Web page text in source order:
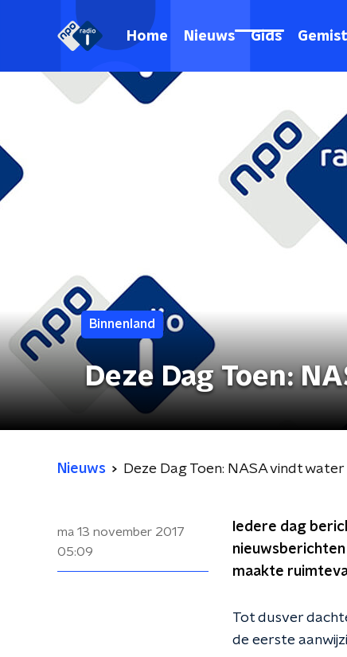
Home Nieuws Gids Gemist
Binnenland
Deze Dag Toen:
Nieuws Deze Dag Toen: NASA vindt
ma 13 november 2017
05:09
Iedere dag
nieuwsberichten
maakte
Tot dusver
de eerste